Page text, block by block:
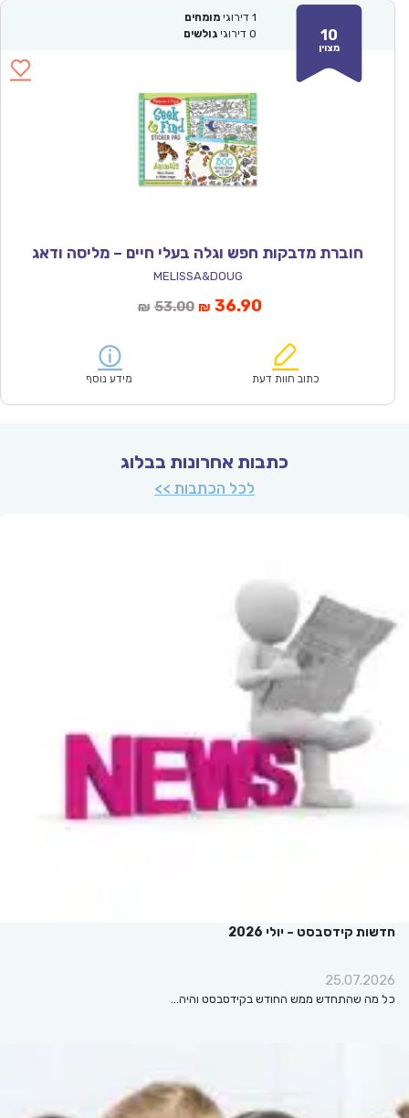
10
מצוין
1 דירוגי מומחים
0 דירוגי גולשים
חוברת מדבקות חפש וגלה בעלי חיים – מליסה ודאג
MELISSA&DOUG
₪ 53.00המחיר
₪53.00.
₪ 36.90המחיר
הוא:
כתוב חוות דעת מידע נוסף
כתבות אחרונות בבלוג
לכל הכתבות >>
חדשות קידסבסט – יולי 2026
25.07.2026
כל מה שהתחדש ממש החודש בקידסבסט והיה…